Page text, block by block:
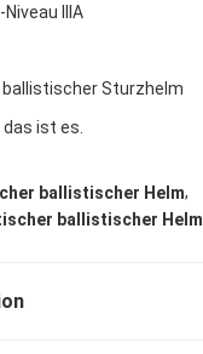
Niveau IIIA
Sturzhelm
das ist es.
ballistischer Helm,
ballistischer Helm